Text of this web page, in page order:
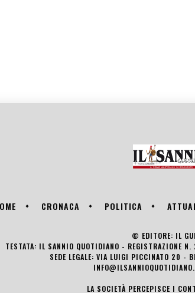
CRONACA POLITICA
© EDITORE: IL
TESTATA: IL SANNIO QUOTIDIANO - REGISTRAZIONE
SEDE LEGALE: VIA LUIGI PICCINATO 20 -
LA SOCIETÀ PERCEPISCE I